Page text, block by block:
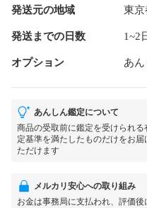
発送元の地域 東京
発送までの日数 1~2
オプション あ
あんしん鑑定について
商品の受取前に鑑定を受けられ
定基準を満たしたものだけをお
ただけます
メルカリ安心への取り組み
お金は事務局に支払われ、評価